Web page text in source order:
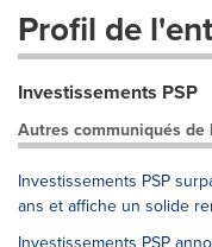
Profil de
Investissements PSP
Autres communiqués de
Investissements PSP
ans et affiche un solide